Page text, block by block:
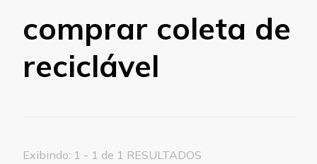
comprar coleta de
reciclável
Exibindo: 1 - 1 de 1 RESULTADOS